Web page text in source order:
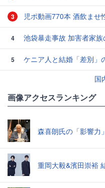
3 児ポ動画770本 酒飲ませ
4 池袋暴走事故 加害者家族
5
ケニア人と結婚「差別」
国
画像アクセスランキング
森喜朗氏の「影響力
重岡大毅&濱田崇裕